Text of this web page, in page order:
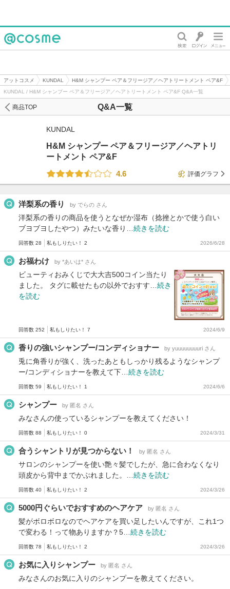
アットコスメ KUNDAL
H&M シャンプー ペア＆フリージア／ヘアトリートメント ペア&F
KUNDAL / H&M シャンプー ペア＆フリージア／ヘアトリートメント ペア&F Q&A一覧
Q&A一覧
商品TOP
KUNDAL
H&M シャンプー ペア＆フリージア／ヘアトリ
ートメント ペア&F
4.6
評価グラフ
洋梨系の香り by でらの さん
洋梨系の香りの商品を使うとなぜか湿布（捻挫とかで使う白い
ブヨブヨしたやつ）みたいな香り… 続きを読む
回答数 28 私もしりたい！ 2 2026/6/28
お福わけ by *あいは* さん
ビューティおみくじで大大吉500コイン当たり
ました。 タグに載せたもの以外でおすす… 続き
を読む
回答数 252 私もしりたい！ 7 2024/6/9
香りの強いシャンプー/コンディショナー by yuuuuuuuuri さん
兎に角香りが強く、洗ったあともしっかり残るようなシャンプ
ー/コンディショナーを教えて下… 続きを読む
回答数 59 私もしりたい！ 1 2024/6/6
シャンプー by 匿名 さん
みなさんの使っているシャンプーを教えてください！
回答数 88 私もしりたい！ 0 2024/3/31
合うシャントリが見つからない！ by 匿名 さん
サロンのシャンプーを使い艶々髪でしたが、急に合わなくなり
頭皮から背中までかぶれました。… 続きを読む
回答数 40 私もしりたい！ 2 2024/3/26
5000円ぐらいでおすすめのヘアケア by 匿名 さん
髪がボロボロなのでヘアケアを買い足したいんですが、これ1つ
で変わる！って物ありますか？5… 続きを読む
回答数 78 私もしりたい！ 2 2024/3/26
お気に入りシャンプー by 匿名 さん
みなさんのお気に入りのシャンプーを教えてください。